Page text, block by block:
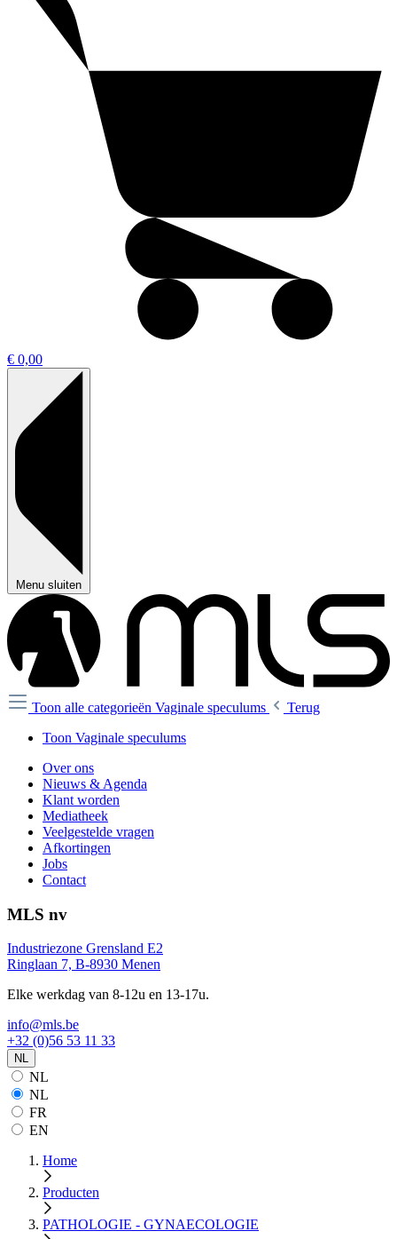
€ 0,00
Menu sluiten
Toon alle categorieën Vaginale speculums
Terug
Toon Vaginale speculums
Over ons
Nieuws & Agenda
Klant worden
Mediatheek
Veelgestelde vragen
Afkortingen
Jobs
Contact
MLS nv
Industriezone Grensland E2
Ringlaan 7, B-8930 Menen
Elke werkdag van 8-12u en 13-17u.
info@mls.be
+32 (0)56 53 11 33
NL
NL
NL
FR
EN
Home
Producten
PATHOLOGIE - GYNAECOLOGIE